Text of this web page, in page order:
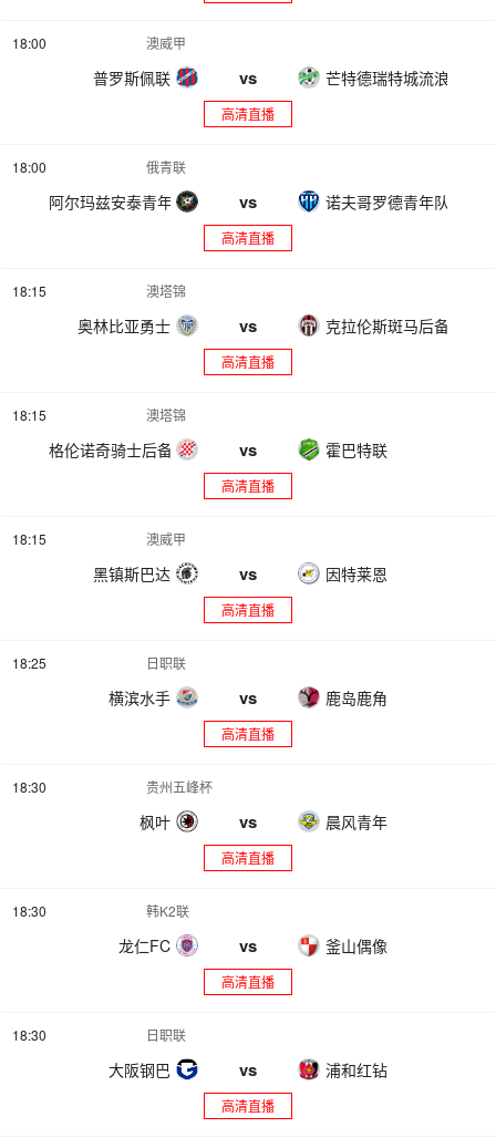
18:00 澳威甲
普罗斯佩联 vs 芒特德瑞特城流浪者
高清直播
18:00 俄青联
阿尔玛兹安泰青年队 vs 诺夫哥罗德青年队
高清直播
18:15 澳塔锦
奥林比亚勇士 vs 克拉伦斯斑马后备队
高清直播
18:15 澳塔锦
格伦诺奇骑士后备队 vs 霍巴特联
高清直播
18:15 澳威甲
黑镇斯巴达 vs 因特莱恩
高清直播
18:25 日职联
横滨水手 vs 鹿岛鹿角
高清直播
18:30 贵州五峰杯
枫叶 vs 晨风青年
高清直播
18:30 韩K2联
龙仁FC vs 釜山偶像
高清直播
18:30 日职联
大阪钢巴 vs 浦和红钻
高清直播